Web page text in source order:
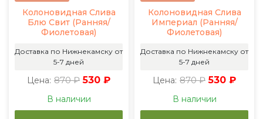
Колоновидная Слива
Блю Свит (Ранняя/
Фиолетовая)
Доставка по Нижнекамску от
5-7 дней
Цена: 870 ₽ 530 ₽
В наличии
Колоновидная Слива
Империал (Ранняя/
Фиолетовая)
Доставка по Нижнекамску от
5-7 дней
Цена: 870 ₽ 530 ₽
В наличии